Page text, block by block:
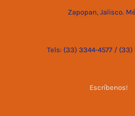
Zapopan, Jalisco.
Tels: (33) 3344-4577 /
Escríbenos!